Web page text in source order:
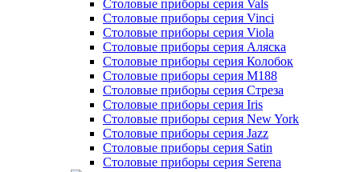
Столовые приборы серия Signum
Столовые приборы серия Sophia
Столовые приборы серия Stella
Столовые приборы серия Tango
Столовые приборы серия Tokio
Столовые приборы серия Toscana
Столовые приборы серия Vals
Столовые приборы серия Vinci
Столовые приборы серия Viola
Столовые приборы серия Аляска
Столовые приборы серия Колобок
Столовые приборы серия М188